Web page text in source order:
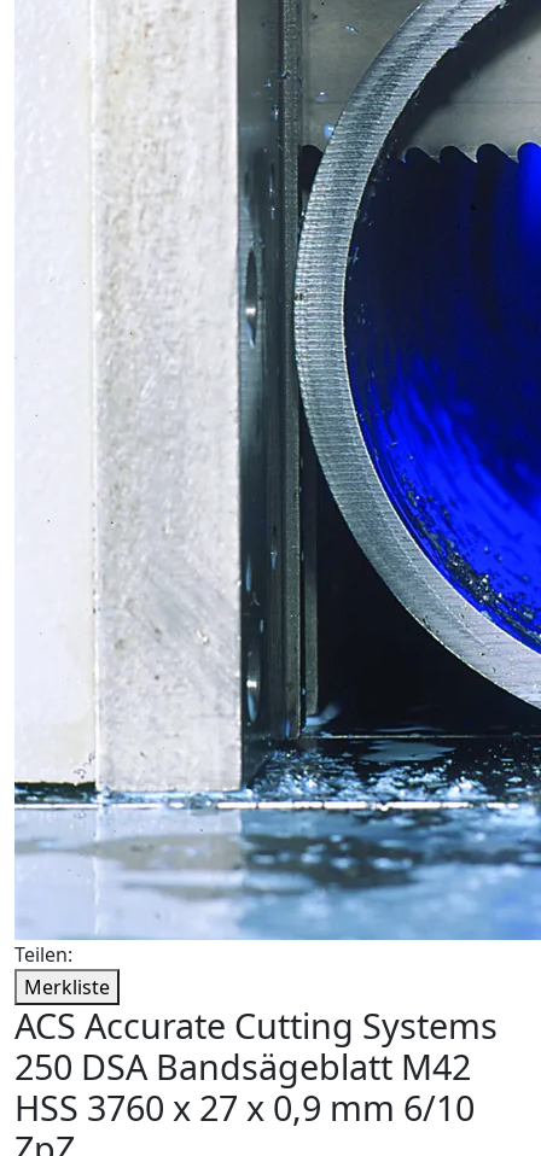
Teilen:
Merkliste
ACS Accurate Cutting Systems
250 DSA Bandsägeblatt M42
HSS 3760 x 27 x 0,9 mm 6/10